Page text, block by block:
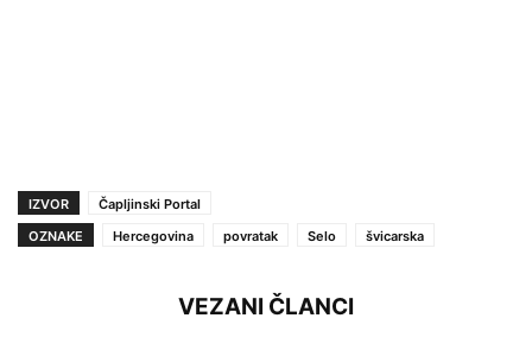
IZVOR
Čapljinski Portal
OZNAKE
Hercegovina povratak Selo švicarska
VEZANI ČLANCI